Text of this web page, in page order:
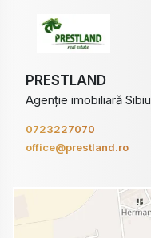
PRESTLAND
Agenție imobiliară Sibiu
0723227070
office@prestland.ro